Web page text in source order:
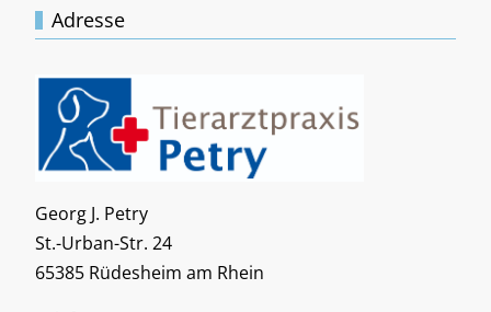
Adresse
Georg J. Petry
St.-Urban-Str. 24
65385 Rüdesheim am Rhein